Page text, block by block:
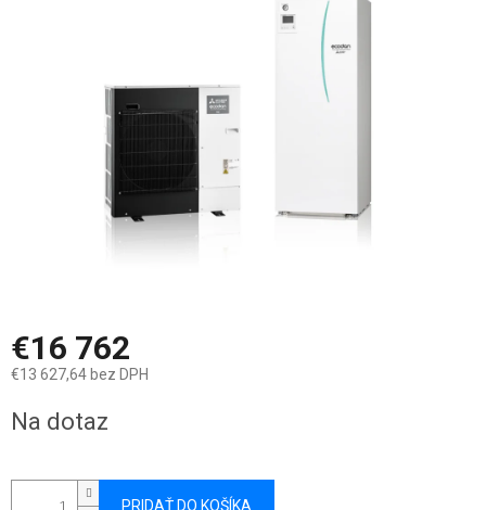
€16 762
€13 627,64 bez DPH
cena:
Na dotaz
PRIDAŤ DO KOŠÍKA